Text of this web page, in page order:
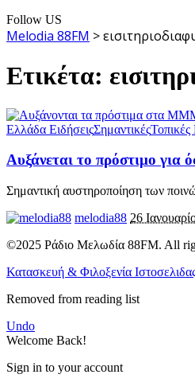
Follow US
Melodia 88FM >
Ετικέτα:
Ελλάδα ΕιδήσειςΣημαντικέςΤοπικές
Αυξάνεται το πρόστιμο για
Σημαντική αυστηροποίηση των
melodia88 26
©2025 Ράδιο Μελωδία 88FM. All
Κατασκευή & Φιλοξενία
Removed from reading list
Undo
Welcome Back!
Sign in to your account